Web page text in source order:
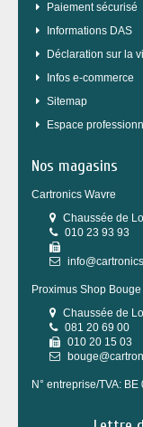
Paiement sécurisé
Informations DAS
Déclaration sur la
Infos e-commerce
sitemap
Espace
Nos magasins
Cartronics Wavre
Chaussée de
010 23 93 93
Proximus Shop Bouge
Chaussée de
081 20 69 00
010 20 15 03
N° entreprise/TVA: